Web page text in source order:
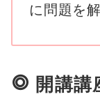
に問題を
開講講